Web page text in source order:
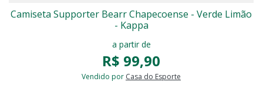
Camiseta Supporter Bearr Chapecoense - Verde Limão
- Kappa
a partir de
R$ 99,90
Vendido por Casa do Esporte